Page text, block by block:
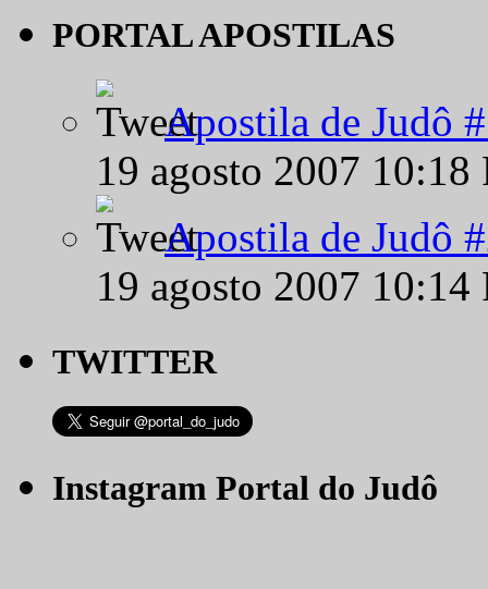
PORTAL APOSTILAS
Apostila de Judô
19 agosto 2007
Apostila de Judô
19 agosto 2007
TWITTER
Instagram Portal do Judô